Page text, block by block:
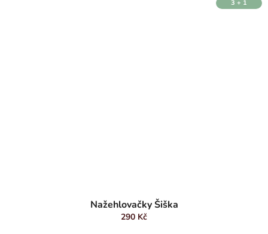
3 + 1
Nažehlovačky Šiška
290 Kč